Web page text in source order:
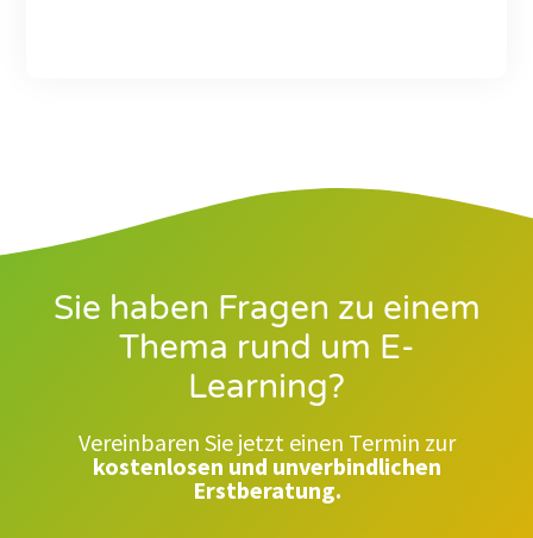
Sie haben Fragen zu einem
Thema rund um E-
Learning?
Vereinbaren Sie jetzt einen Termin zur
kostenlosen und unverbindlichen
Erstberatung.